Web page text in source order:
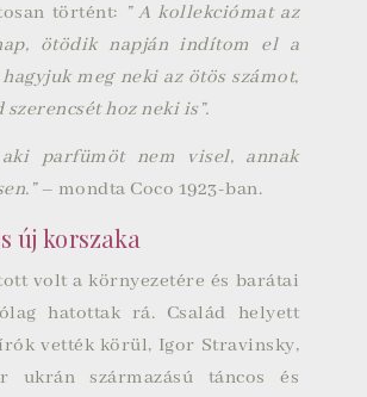
történt: ” A kollekciómat az
ötödik napján indítom el a
meg neki az ötös számot,
hoz neki is”.
parfümöt nem visel, annak
– mondta Coco 1923-ban.
új korszaka
volt a környezetére és barátai
hatottak rá. Család helyett
vették körül, Igor Stravinsky,
ukrán származású táncos és